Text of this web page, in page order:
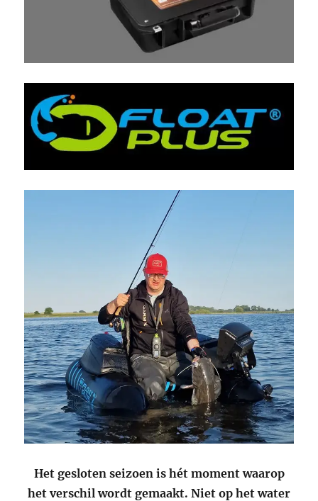
Het gesloten seizoen is hét moment waarop
het verschil wordt gemaakt. Niet op het water